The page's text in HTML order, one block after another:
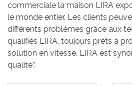
commerciale la maison LIRA
le monde entier. Les clients
différents problèmes grâce aux
qualifiés LIRA, toujours prêts à
solution en vitesse. LIRA est
qualité”.